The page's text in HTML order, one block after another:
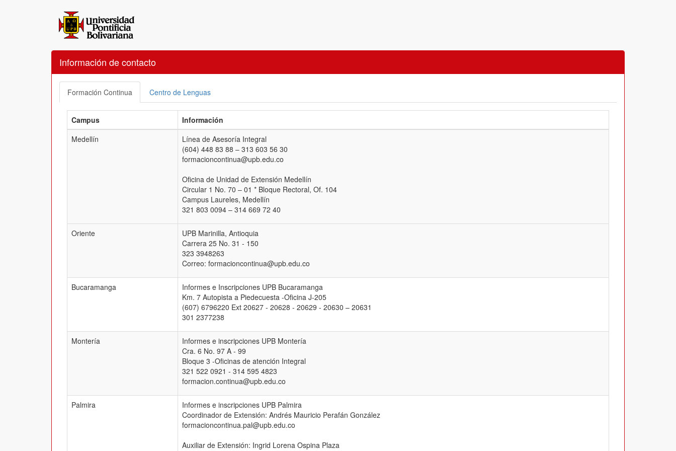
Información de contacto
Formación Continua Centro de Lenguas
Campus
Información
Medellín
Línea de Asesoría Integral
(604) 448 83 88 – 313 603 56 30
formacioncontinua@upb.edu.co
Oficina de Unidad de Extensión Medellín
Circular 1 No. 70 – 01 * Bloque Rectoral, Of. 104
Campus Laureles, Medellín
321 803 0094 – 314 669 72 40
Oriente
UPB Marinilla, Antioquia
Carrera 25 No. 31 - 150
323 3948263
Correo: formacioncontinua@upb.edu.co
Bucaramanga
Informes e Inscripciones UPB Bucaramanga
Km. 7 Autopista a Piedecuesta -Oficina J-205
(607) 6796220 Ext 20627 - 20628 - 20629 - 20630 – 20631
301 2377238
Montería
Informes e inscripciones UPB Montería
Cra. 6 No. 97 A - 99
Bloque 3 -Oficinas de atención Integral
321 522 0921 - 314 595 4823
formacion.continua@upb.edu.co
Palmira
Informes e inscripciones UPB Palmira
Coordinador de Extensión: Andrés Mauricio Perafán González
formacioncontinua.pal@upb.edu.co
Auxiliar de Extensión: Ingrid Lorena Ospina Plaza